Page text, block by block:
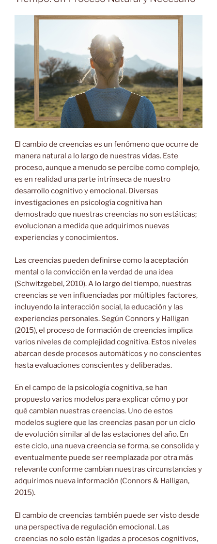
El cambio de creencias es un fenómeno que ocurre de
manera natural a lo largo de nuestras vidas. Este
proceso, aunque a menudo se percibe como complejo,
es en realidad una parte intrínseca de nuestro
desarrollo cognitivo y emocional. Diversas
investigaciones en psicología cognitiva han
demostrado que nuestras creencias no son estáticas;
evolucionan a medida que adquirimos nuevas
experiencias y conocimientos.
Las creencias pueden definirse como la aceptación
mental o laconvicción en la verdad de una idea
(Schwitzgebel, 2010). A lo largo del tiempo, nuestras
creencias se ven influenciadas por múltiples factores,
incluyendo la interacción social, la educación y las
experiencias personales. Según Connors y Halligan
(2015), el proceso de formación de creencias implica
varios niveles de complejidad cognitiva. Estos niveles
abarcan desde procesos automáticos y no conscientes
hasta evaluaciones conscientes y deliberadas.
En el campo de la psicología cognitiva, se han
propuesto varios modelos para explicar cómo y por
qué cambian nuestras creencias. Uno de estos
modelos sugiere que las creencias pasan por un ciclo
de evolución similar al de las estaciones del año. En
este ciclo, una nueva creencia se forma, se consolida y
eventualmente puede ser reemplazada por otra más
relevante conforme cambian nuestras circunstancias y
adquirimos nueva información (Connors & Halligan,
2015).
El cambio de creencias también puede ser visto desde
una perspectiva de regulación emocional. Las
creencias no solo están ligadas a procesos cognitivos,